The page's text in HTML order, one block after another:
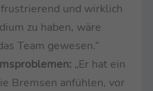
und wirklich
zu haben, wäre
Team gewesen.“
„Er hat ein
Bremsen anfühlen, vor